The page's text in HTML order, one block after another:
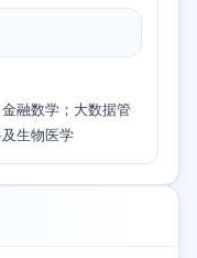
融数学；大数据管
生物医学